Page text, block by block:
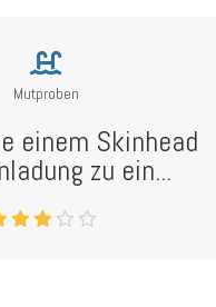
Mutproben
einem Skinhead
zu ein...